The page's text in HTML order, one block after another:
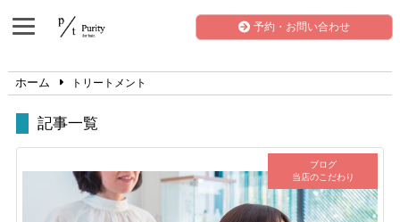
予約・お問い合わせ
ホーム トリートメント
記事一覧
ブログ
当店のこだわり